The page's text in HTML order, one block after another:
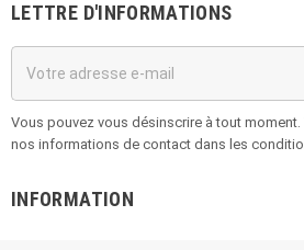
LETTRE D'INFORMATIONS
Vous pouvez vous désinscrire à tout
nos informations de contact dans les
INFORMATION